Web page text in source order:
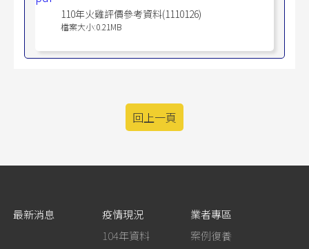
110年火雞評價參考資料(1110126)
檔案大小:0.21MB
回上一頁
最新消息
疫情現況
104年資料
業者專區
案例復養